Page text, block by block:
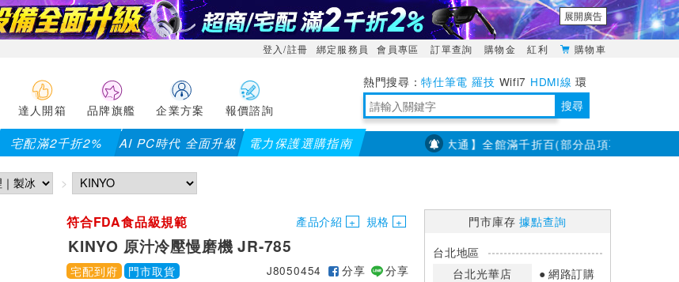
展開廣告
登入/註冊 綁定服務員 會員專區 訂單查詢 購物金 紅利 購物車
達人開箱 品牌旗艦 企業方案 報價諮詢
特仕筆電 羅技 Wifi7 HDMI線 環
境量測 明緯POWER 搜尋
宅配滿2千折2% AI PC時代 全面升級 電力保護選購指南 【PX大通】全館滿千折百(部分品項不適用，滿2千折
符合FDA食品級規範 產品介紹 規格
KINYO 原汁冷壓慢磨機 JR-785
宅配到府 門市取貨 J8050454 分享 分享
門市庫存據點查詢
台北地區
台北光華店
網路訂購